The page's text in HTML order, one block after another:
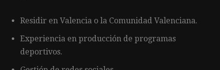
Residir en Valencia o la Comunidad Valenciana.
Experiencia en producción de programas
deportivos.